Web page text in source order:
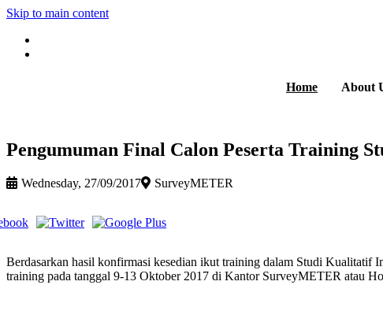
Skip to main content
Home About
Pengumuman Final Calon Peserta Training
Wednesday, 27/09/2017 SurveyMETER
Berdasarkan hasil konfirmasi kesedian ikut training dalam Studi
training pada tanggal 9-13 Oktober 2017 di Kantor SurveyMETER atau